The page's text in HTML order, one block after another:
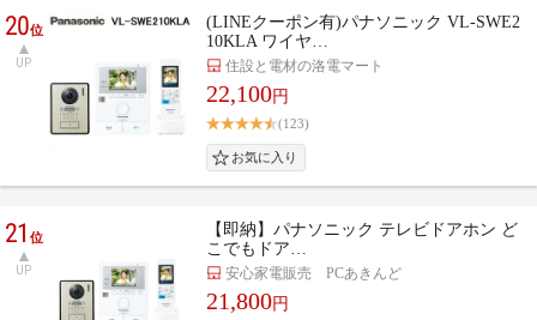
20位
UP
(LINEクーポン有)パナソニック VL-SWE2
10KLA ワイヤ…
住設と電材の洛電マート
22,100円
(123)
21位
UP
【即納】パナソニック テレビドアホン ど
こでもドア…
安心家電販売 PCあきんど
21,800円